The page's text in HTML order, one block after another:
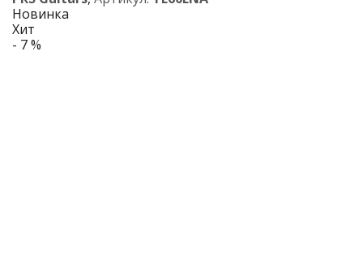
Новинка
Хит
- 7 %